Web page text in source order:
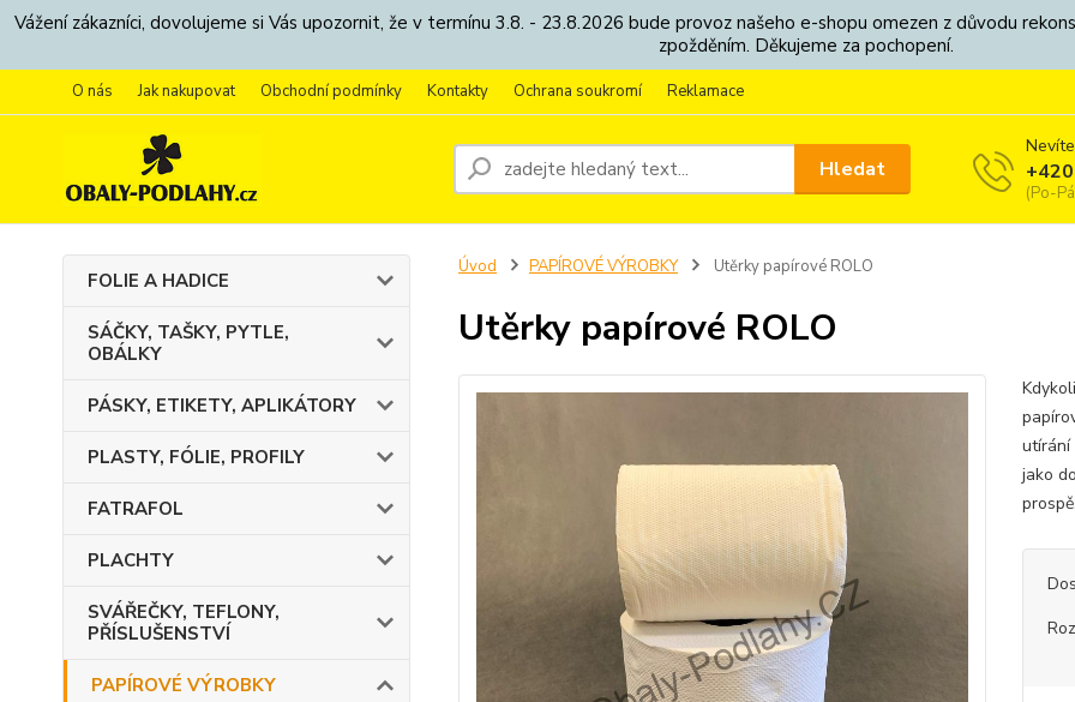
Vážení zákazníci, dovolujeme si Vás upozornit, že v termínu 3.8. - 23.8.2026 bude provoz našeho e-shopu omezen z důvodu
zpožděním. Děkujeme za pochopení.
O nás Jak nakupovat Obchodní podmínky Kontakty Ochrana soukromí Reklamace
Hledat
(Po-
FOLIE A HADICE
SÁČKY, TAŠKY, PYTLE,
OBÁLKY
PÁSKY, ETIKETY, APLIKÁTORY
PLASTY, FÓLIE, PROFILY
FATRAFOL
PLACHTY
SVÁŘEČKY, TEFLONY,
PŘÍSLUŠENSTVÍ
PAPÍROVÉ VÝROBKY
Úvod PAPÍROVÉ VÝROBKY Utěrky papírové ROLO
Utěrky papírové ROLO
utírání
jako